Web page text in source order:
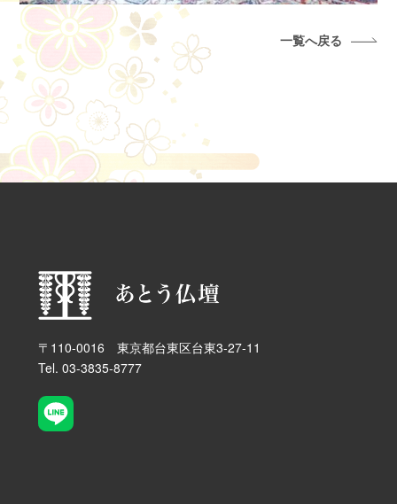
一覧へ戻る
〒110-0016 東京都台東区台東3-27-11
Tel. 03-3835-8777